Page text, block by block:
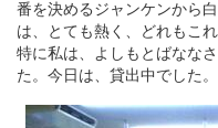
番を決めるジャンケンから
は、とても熱く、どれもこ
特に私は、よしもとばなな
た。今日は、貸出中でした。